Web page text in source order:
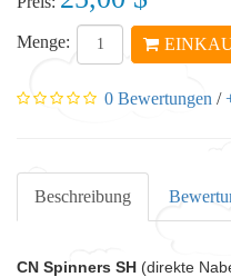
Menge:
0 Bewertungen /
Beschreibung
CN Spinners SH (direkte